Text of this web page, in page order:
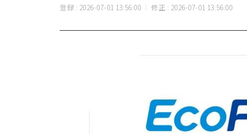
登録 : 2026-07-01 13:56:00 修正 : 2026-07-01 13:56:00